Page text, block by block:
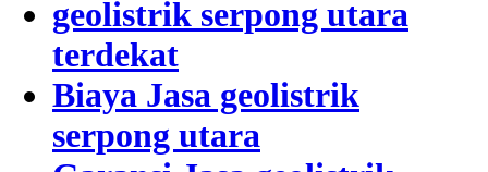
geolistrik serpong utara
terdekat
Biaya Jasa geolistrik
serpong utara